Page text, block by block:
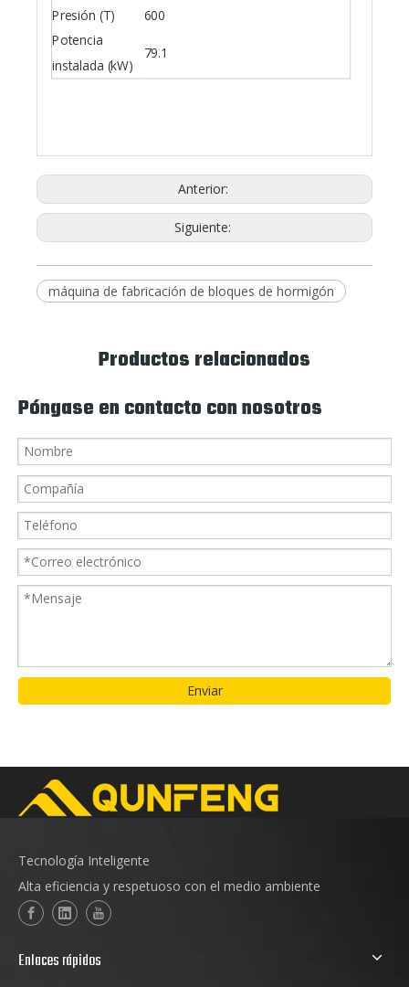
Presión (T)
600
Potencia
instalada (kW)
79.1
Anterior:
Siguiente:
máquina de fabricación de bloques de hormigón
Productos relacionados
Póngase en contacto con nosotros
Enviar
Tecnología Inteligente
Alta eficiencia y respetuoso con el medio ambiente
Enlaces rápidos